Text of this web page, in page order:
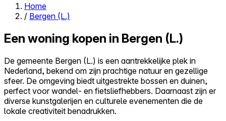
Close menu
Zelf kopen
Alles-in-één
Reviews
Prijzen
Home
/ Bergen (L.)
Een woning kopen in Bergen (L.)
De gemeente Bergen (L.) is een aantrekkelijke plek in
Nederland, bekend om zijn prachtige natuur en gezellige
sfeer. De omgeving biedt uitgestrekte bossen en duinen,
perfect voor wandel- en fietsliefhebbers. Daarnaast zijn er
diverse kunstgalerijen en culturele evenementen die de
lokale creativiteit benadrukken.